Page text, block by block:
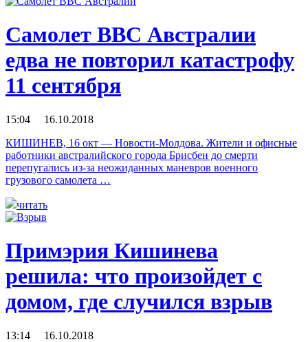
Самолет ВВС Австралии
едва не повторил катастрофу
11 сентября
15:04 16.10.2018
КИШИНЕВ, 16 окт — Новости-Молдова. Жители и офисные
работники австралийского города Брисбен до смерти
перепугались из-за неожиданных маневров военного
грузового самолета …
читать
Примэрия Кишинева
решила: что произойдет с
домом, где случился взрыв
13:14 16.10.2018